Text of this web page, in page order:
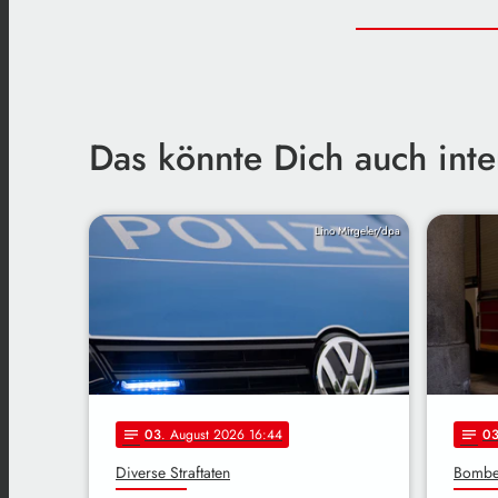
Das könnte Dich auch
Lino Mirgeler/dpa
notes 03. August 2026 16:44
Diverse Straftaten
notes 03